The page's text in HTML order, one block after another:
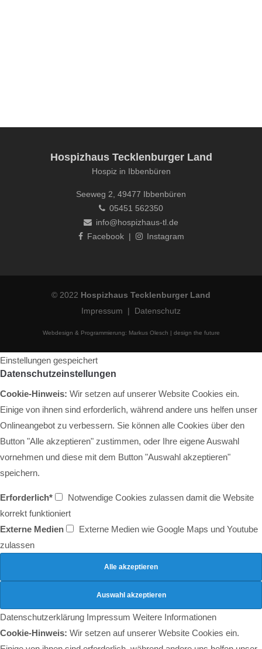
Hospizhaus Tecklenburger Land
Hospiz in Ibbenbüren
Seeweg 2, 49477 Ibbenbüren
05451 562350
info@hospizhaus-tl.de
Facebook| Instagram
© 2022 Hospizhaus Tecklenburger Land
Impressum | Datenschutz
Webdesign & Programmierung: Markus Olesch | design the future
Einstellungen gespeichert
Datenschutzeinstellungen
Cookie-Hinweis: Wir setzen auf unserer Website Cookies ein.
Einige von ihnen sind erforderlich, während andere uns helfen unser
Onlineangebot zu verbessern. Sie können alle Cookies über den
Button "Alle akzeptieren" zustimmen, oder Ihre eigene Auswahl
vornehmen und diese mit dem Button "Auswahl akzeptieren"
speichern.
Erforderlich*
Notwendige Cookies zulassen damit die Website
korrekt funktioniert
Externe Medien
Externe Medien wie Google Maps und Youtube
zulassen
Datenschutzerklärung Impressum Weitere Informationen
Cookie-Hinweis: Wir setzen auf unserer Website Cookies ein.